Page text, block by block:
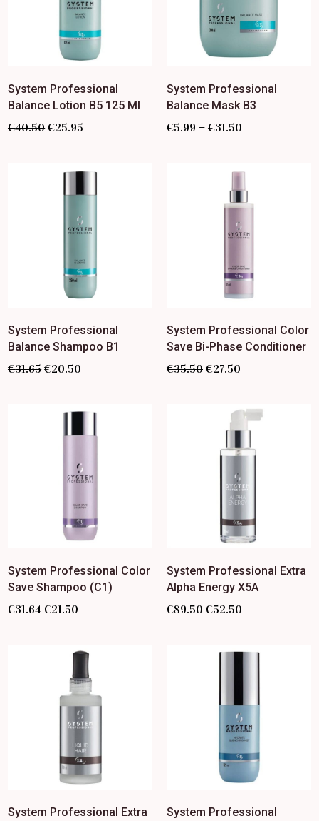
System Professional
Balance Lotion B5 125 Ml
€40.50 €25.95
System Professional
Balance Mask B3
€5.99 – €31.50
System Professional
Balance Shampoo B1
€31.65 €20.50
System Professional Color
Save Bi-Phase Conditioner
€35.50 €27.50
System Professional Color
Save Shampoo (C1)
€31.64 €21.50
System Professional Extra
Alpha Energy X5A
€89.50 €52.50
System Professional Extra
System Professional